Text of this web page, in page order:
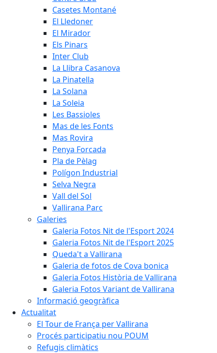
Casetes Montané
El Lledoner
El Mirador
Els Pinars
Inter Club
La Llibra Casanova
La Pinatella
La Solana
La Soleia
Les Bassioles
Mas de les Fonts
Mas Rovira
Penya Forcada
Pla de Pèlag
Polígon Industrial
Selva Negra
Vall del Sol
Vallirana Parc
Galeries
Galeria Fotos Nit de l'Esport 2024
Galeria Fotos Nit de l'Esport 2025
Queda't a Vallirana
Galeria de fotos de Cova bonica
Galeria Fotos Història de Vallirana
Galeria Fotos Variant de Vallirana
Informació geogràfica
Actualitat
El Tour de França per Vallirana
Procés participatiu nou POUM
Refugis climàtics